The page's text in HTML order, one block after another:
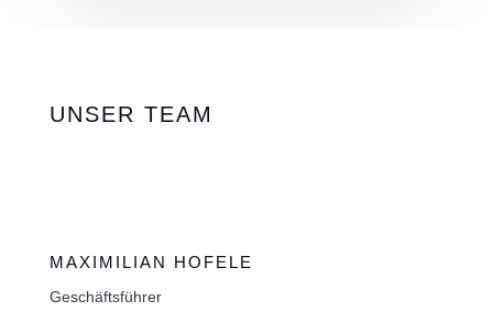
UNSER TEAM
MAXIMILIAN HOFELE
Geschäftsführer